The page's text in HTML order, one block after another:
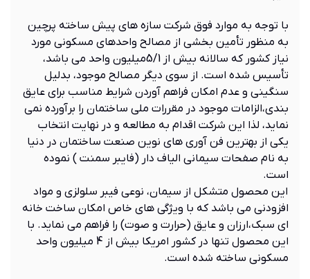
با توجه به موارد فوق شرکت سازه های پيش ساخته پرچين
به منظور تأمين بخشی از مصالح واحدهای مسکونی مورد
نياز کشور که سالانه بيش از 5/1ميليون واحد مي باشد،
تأسيس شده است. از سوی ديگر مصالح موجود، بدليل
سنگينی و عدم امکان فراهم آوردن شرايط مناسب برای عايق
بندی،الزامات موجود در مقررات ملی ساختمان را برآورده نمی
نمايد، لذا اين شرکت اقدام به مطالعه و در نهايت انتخاب
يكي از بهترين فن آوري هاي نوين صنعت ساختمان در دنيا
به نام صفحات سيمانی الياف دار (فايبر سمنت ) نموده
است.
اين محصول متشکل از سيمان، نوعی فيبر سلولزی و مواد
افزودنی می باشد که با ويژگی های خاص امکان ساخت خانه
ای سبک،ارزان و عايق (حرارت و صوت) را فراهم می نمايد. با
اين محصول تنها در كشور امريكا بيش از 4 ميليون واحد
مسكوني ساخته شده است.